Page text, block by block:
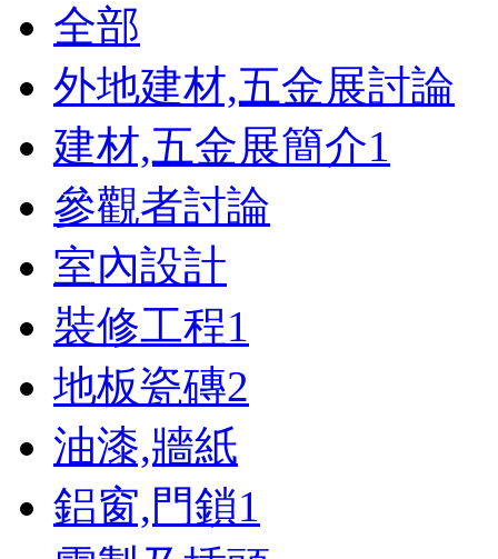
全部
外地建材,五金展討論
建材,五金展簡介1
參觀者討論
室內設計
裝修工程1
地板瓷磚2
油漆,牆紙
鋁窗,門鎖1